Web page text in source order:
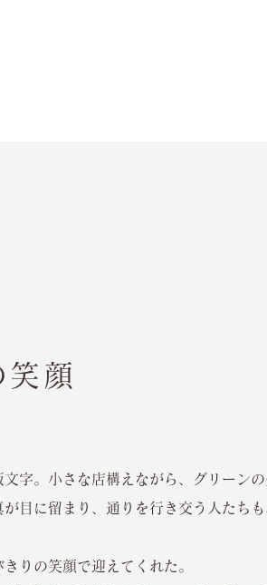
笑顔
字。小さな店構えながら、グリーン
目に留まり、通りを行き交う人たち
りの笑顔で迎えてくれた。